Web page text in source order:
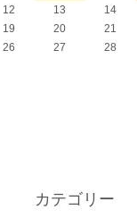
12 13 14
19 20 21
26 27 28
カテゴリー